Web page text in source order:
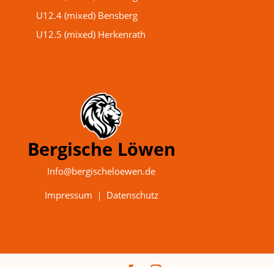
U12.4 (mixed) Bensberg
U12.5 (mixed) Herkenrath
Bergische Löwen
Info@bergischeloewen.de
Impressum ｜ Datenschutz